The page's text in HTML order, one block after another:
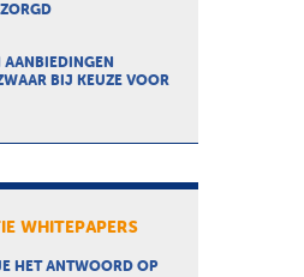
AANBIEDINGEN
BIJ KEUZE VOOR
WHITEPAPERS
HET ANTWOORD OP